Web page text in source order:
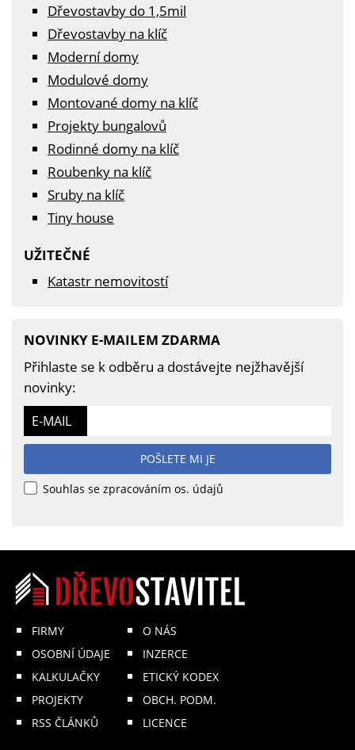
Dřevostavby do 1,5mil
Dřevostavby na klíč
Moderní domy
Modulové domy
Montované domy na klíč
Projekty bungalovů
Rodinné domy na klíč
Roubenky na klíč
Sruby na klíč
Tiny house
UŽITEČNÉ
Katastr nemovitostí
NOVINKY E-MAILEM ZDARMA
Přihlaste se k odběru a dostávejte nejžhavější
novinky:
E-MAIL
POŠLETE MI JE
Souhlas se zpracováním os. údajů
FIRMY
OSOBNÍ ÚDAJE
KALKULAČKY
PROJEKTY
RSS ČLÁNKŮ
O NÁS
INZERCE
ETICKÝ KODEX
OBCH. PODM.
LICENCE